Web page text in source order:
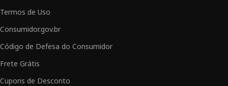
Termos de Uso
Consumidor.gov.br
Código de Defesa do Consumidor
Frete Grátis
Cupons de Desconto